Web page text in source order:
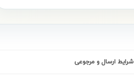
شرایط ارسال و مرجوعی